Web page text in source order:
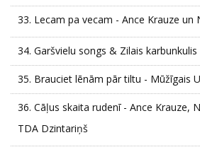
33. Lecam pa vecam - Ance Krauze un
34. Garšvielu songs & Zilais
35. Brauciet lēnām pār tiltu - Mūžīgais
36. Cāļus skaita rudenī - Ance Krauze,
TDA Dzintariņš